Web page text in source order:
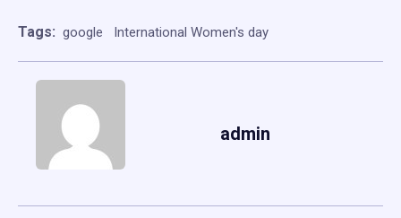
Tags: google International Women's day
admin